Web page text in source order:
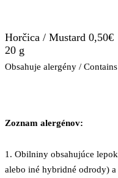
Horčica / Mustard 0,50€
20 g
Obsahuje alergény /
Zoznam alergénov:
1. Obilniny obsahujúce
alebo iné hybridné odrody)